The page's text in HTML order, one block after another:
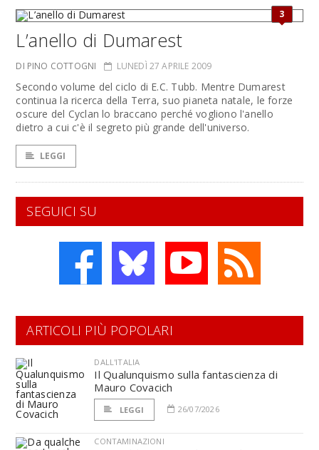
3
L’anello di Dumarest
DI PINO COTTOGNI LUNEDÌ 27 APRILE 2009
Secondo volume del ciclo di E.C. Tubb. Mentre Dumarest
continua la ricerca della Terra, suo pianeta natale, le forze
oscure del Cyclan lo braccano perché vogliono l'anello
dietro a cui c'è il segreto più grande dell'universo.
LEGGI
SEGUICI SU
ARTICOLI PIÙ POPOLARI
DALL'ITALIA
Il Qualunquismo sulla fantascienza di
Mauro Covacich
LEGGI 26/07/2026
CONTAMINAZIONI